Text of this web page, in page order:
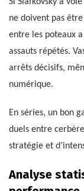
ne doivent pas
entre les poteaux
assauts répétés.
arrêts décisifs,
numérique.
En séries, un bon
duels entre
stratégie et
Analyse